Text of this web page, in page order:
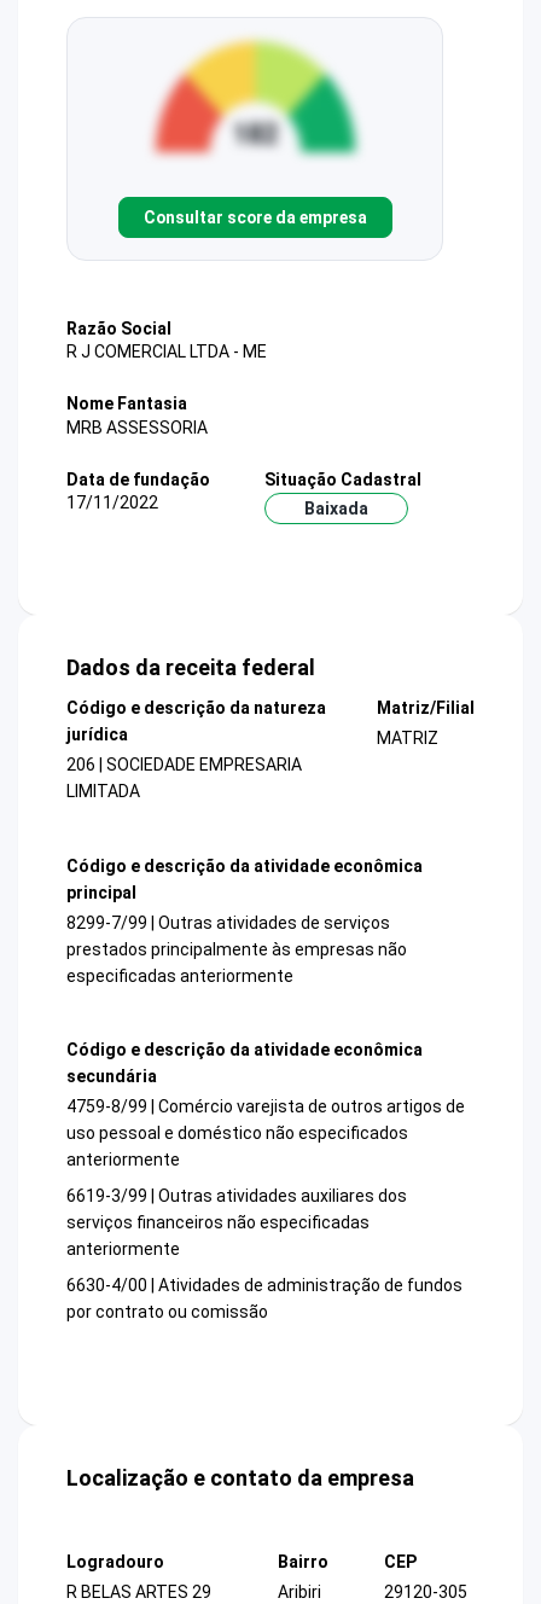
Consultar score da empresa
Razão Social
R J COMERCIAL LTDA - ME
Nome Fantasia
MRB ASSESSORIA
Data de fundação
17/11/2022
Situação Cadastral
Baixada
Dados da receita federal
Código e descrição da natureza
jurídica
206 | SOCIEDADE EMPRESARIA
LIMITADA
Matriz/Filial
MATRIZ
Código e descrição da atividade econômica
principal
8299-7/99 | Outras atividades de serviços
prestados principalmente às empresas não
especificadas anteriormente
Código e descrição da atividade econômica
secundária
4759-8/99 | Comércio varejista de outros artigos de
uso pessoal e doméstico não especificados
anteriormente
6619-3/99 | Outras atividades auxiliares dos
serviços financeiros não especificadas
anteriormente
6630-4/00 | Atividades de administração de fundos
por contrato ou comissão
Localização e contato da empresa
Logradouro
R BELAS ARTES 29
Bairro
Aribiri
CEP
29120-305